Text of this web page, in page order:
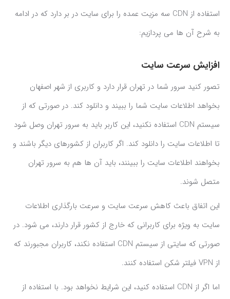
استفاده از CDN سه مزیت عمده را برای سایت در بر دارد که در ادامه
به شرح آن ها می پردازیم:
افزایش سرعت سایت
تصور کنید سرور شما در تهران قرار دارد و کاربری از شهر اصفهان
بخواهد اطلاعات سایت شما را ببیند و دانلود کند. در صورتی که از
سیستم CDN استفاده نکنید، این کاربر باید به سرور تهران وصل شود
تا اطلاعات سایت را دانلود کند. اگر کاربران از کشورهای دیگر باشند و
بخواهند اطلاعات سایت را ببینند، باید آن ها هم به سرور تهران
متصل شوند.
این اتفاق باعث کاهش سرعت سایت و سرعت بارگذاری اطلاعات
سایت به ویژه برای کاربرانی که خارج از کشور قرار دارند، می شود. در
صورتی که سایتی از سیستم CDN استفاده نکند، کاربران مجبورند که
از VPN فیلتر شکن استفاده کنند.
اما اگر از CDN استفاده کنید، این شرایط نخواهد بود. با استفاده از